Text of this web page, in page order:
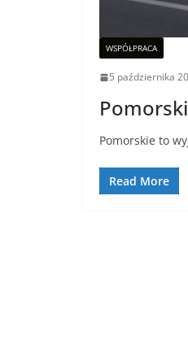
WSPÓŁPRACA
5 października
Pomorskie to
Read More